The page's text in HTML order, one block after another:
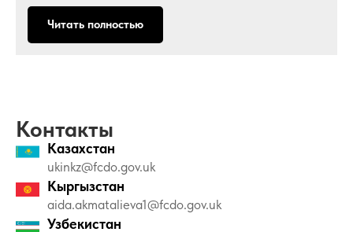
Читать полностью
Контакты
Казахстан
ukinkz@fcdo.gov.uk
Кыргызстан
aida.akmatalieva1@fcdo.gov.uk
Узбекистан